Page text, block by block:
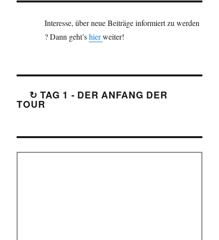
Interesse, über neue Beiträge informiert zu werden
? Dann geht’shierweiter!
↻ TAG 1 - DER ANFANG DER
TOUR